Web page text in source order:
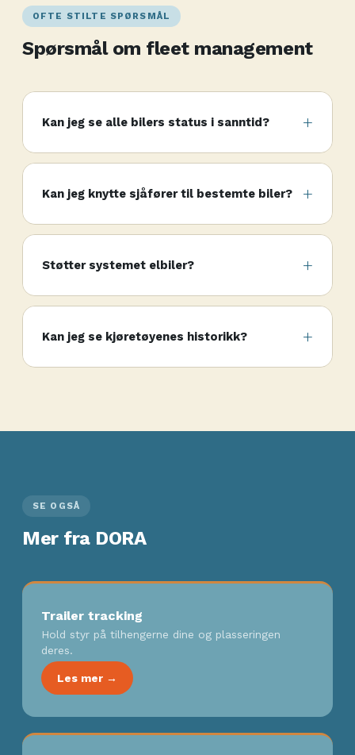
OFTE STILTE SPØRSMÅL
Spørsmål om fleet management
Kan jeg se alle bilers status i sanntid?
Kan jeg knytte sjåfører til bestemte biler?
Støtter systemet elbiler?
Kan jeg se kjøretøyenes historikk?
SE OGSÅ
Mer fra DORA
Trailer tracking
Hold styr på tilhengerne dine og plasseringen
deres.
Les mer →